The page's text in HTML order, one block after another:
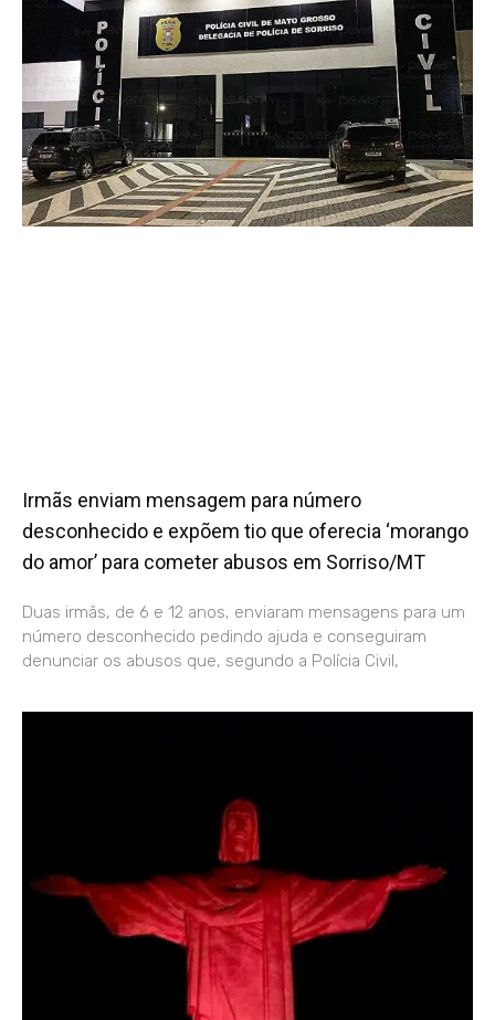
Irmãs enviam mensagem para número
desconhecido e expõem tio que oferecia ‘morango
do amor’ para cometer abusos em Sorriso/MT
Duas irmãs, de 6 e 12 anos, enviaram mensagens para um
número desconhecido pedindo ajuda e conseguiram
denunciar os abusos que, segundo a Polícia Civil,